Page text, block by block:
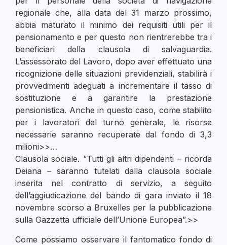
regionale che, alla data del 31 marzo prossimo,
abbia maturato il minimo dei requisiti utili per il
pensionamento e per questo non rientrerebbe tra i
beneficiari della clausola di salvaguardia.
L’assessorato del Lavoro, dopo aver effettuato una
ricognizione delle situazioni previdenziali, stabilirà i
provvedimenti adeguati a incrementare il tasso di
sostituzione e a garantire la prestazione
pensionistica. Anche in questo caso, come stabilito
per i lavoratori del turno generale, le risorse
necessarie saranno recuperate dal fondo di 3,3
milioni>>…
Clausola sociale. “Tutti gli altri dipendenti – ricorda
Deiana – saranno tutelati dalla clausola sociale
inserita nel contratto di servizio, a seguito
dell’aggiudicazione del bando di gara inviato il 18
novembre scorso a Bruxelles per la pubblicazione
sulla Gazzetta ufficiale dell’Unione Europea”.>>
Come possiamo osservare il fantomatico fondo di